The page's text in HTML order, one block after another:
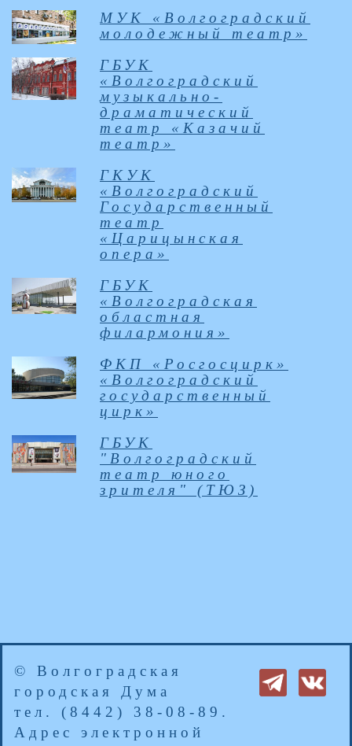
МУК «Волгоградский
молодежный театр»
ГБУК
«Волгоградский
музыкально-
драматический
театр «Казачий
театр»
ГКУК
«Волгоградский
Государственный
театр
«Царицынская
опера»
ГБУК
«Волгоградская
областная
филармония»
ФКП «Росгосцирк»
«Волгоградский
государственный
цирк»
ГБУК
"Волгоградский
театр юного
зрителя" (ТЮЗ)
© Волгоградская
городская Дума
тел. (8442) 38-08-89.
Адрес электронной